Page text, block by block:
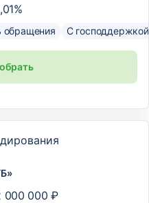
%
обращения С господдержкой
000 000 ₽